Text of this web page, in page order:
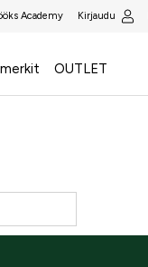
Academy Kirjaudu
OUTLET